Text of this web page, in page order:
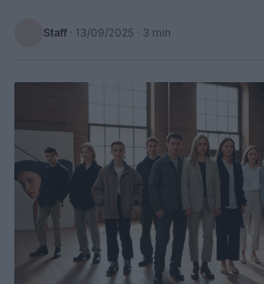
Staff · 13/09/2025 · 3 min